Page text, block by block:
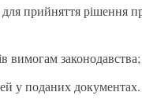
прийняття рішення
вимогам законодавства;
у поданих документах.